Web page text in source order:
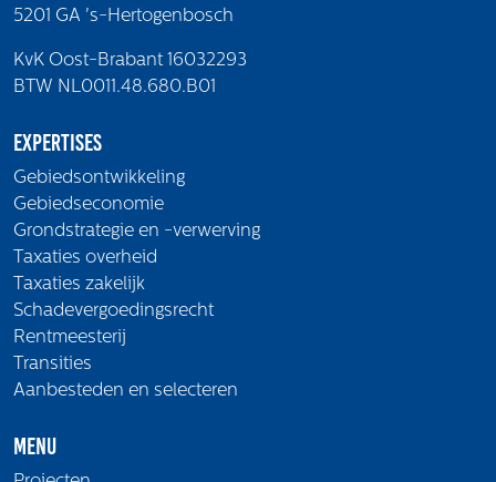
5201 GA 's-Hertogenbosch
KvK Oost-Brabant 16032293
BTW NL0011.48.680.B01
Expertises
Gebiedsontwikkeling
Gebiedseconomie
Grondstrategie en -verwerving
Taxaties overheid
Taxaties zakelijk
Schadevergoedingsrecht
Rentmeesterij
Transities
Aanbesteden en selecteren
Menu